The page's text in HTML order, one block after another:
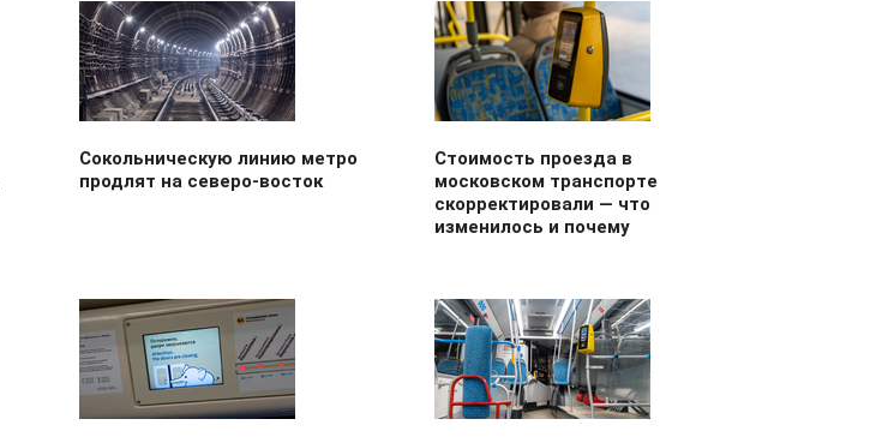
Сокольническую линию метро
продлят на северо-восток
Стоимость проезда в
московском транспорте
скорректировали — что
изменилось и почему